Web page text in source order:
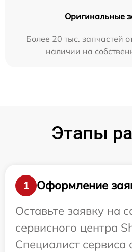
Оригинальные
Более 20 тыс. запчастей
наличии на
Этапы
1
Оформление
Оставьте заявку на
сервисного центра
Специалист сервиса